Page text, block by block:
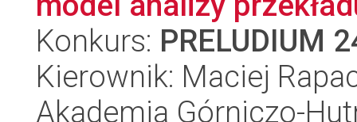
Konkurs: PRELUDIUM
Kierownik: Maciej
Akademia Górniczo-